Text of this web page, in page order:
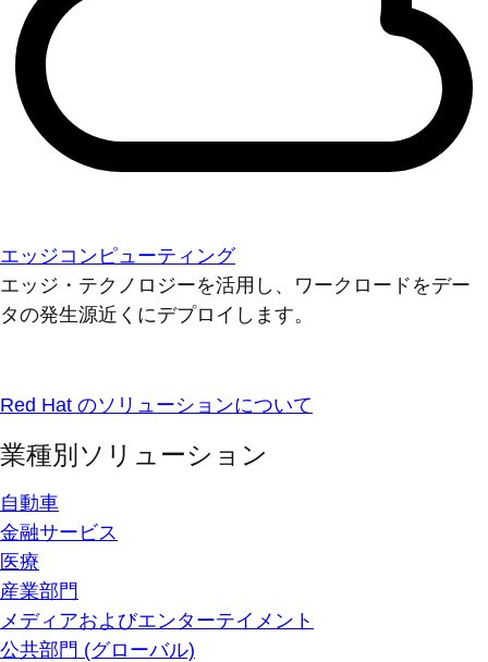
エッジコンピューティング
エッジ・テクノロジーを活用し、ワークロードをデー
タの発生源近くにデプロイします。
Red Hat のソリューションについて
業種別ソリューション
自動車
金融サービス
医療
産業部門
メディアおよびエンターテイメント
公共部門 (グローバル)